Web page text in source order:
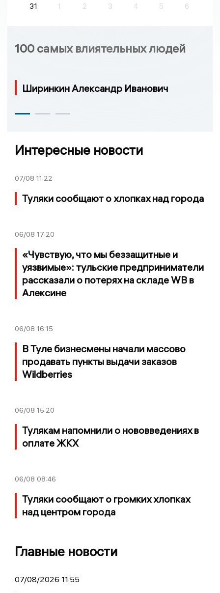
31 1 2 3 4 5 6
100 самых влиятельных людей
Ширинкин Александр Иванович
Интересные новости
07/08 11:22
Туляки сообщают о хлопках над города
06/08 17:20
«Чувствую, что мы беззащитные и
уязвимые»: тульские предприниматели
рассказали о потерях на складе WB в
Алексине
06/08 16:15
В Туле бизнесмены начали массово
продавать пункты выдачи заказов
Wildberries
06/08 15:20
Тулякам напомнили о нововведениях в
оплате ЖКХ
06/08 08:46
Туляки сообщают о громких хлопках
над центром города
Главные новости
07/08/2026 11:55